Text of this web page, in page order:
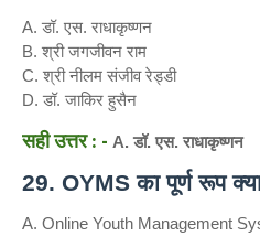
A. डॉ. एस. राधाकृष्णन
B. श्री जगजीवन राम
C. श्री नीलम संजीव रेड्डी
D. डॉ. जाकिर हुसैन
सही उत्तर : - A. डॉ. एस. राधाकृष्णन
29. OYMS का पूर्ण रूप
A. Online Youth Management